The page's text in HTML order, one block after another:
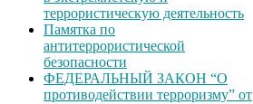
террористическую деятельность
Памятка по
антитеррористической
безопасности
ФЕДЕРАЛЬНЫЙ ЗАКОН “О
противодействии терроризму” от